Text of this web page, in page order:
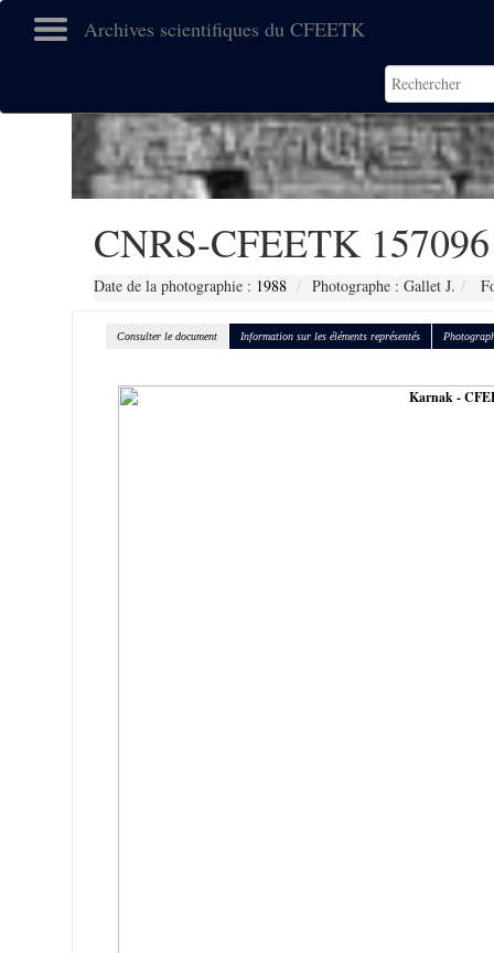
Archives scientifiques du CFEETK
CNRS-CFEETK 157096
Date de la photographie : 1988 Photographe : Gallet J.
Consulter le document Information sur les éléments représentés